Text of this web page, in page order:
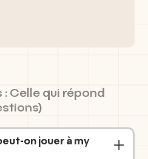
: Celle qui répond
on jouer à my